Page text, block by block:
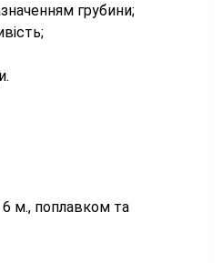
грубини;
м., поплавком та